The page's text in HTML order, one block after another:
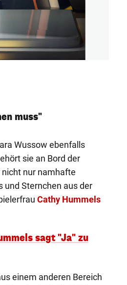
muss"
Wussow ebenfalls
sie an Bord der
nur namhafte
und Sternchen aus der
Cathy Hummels
sagt "Ja" zu
einem anderen Bereich